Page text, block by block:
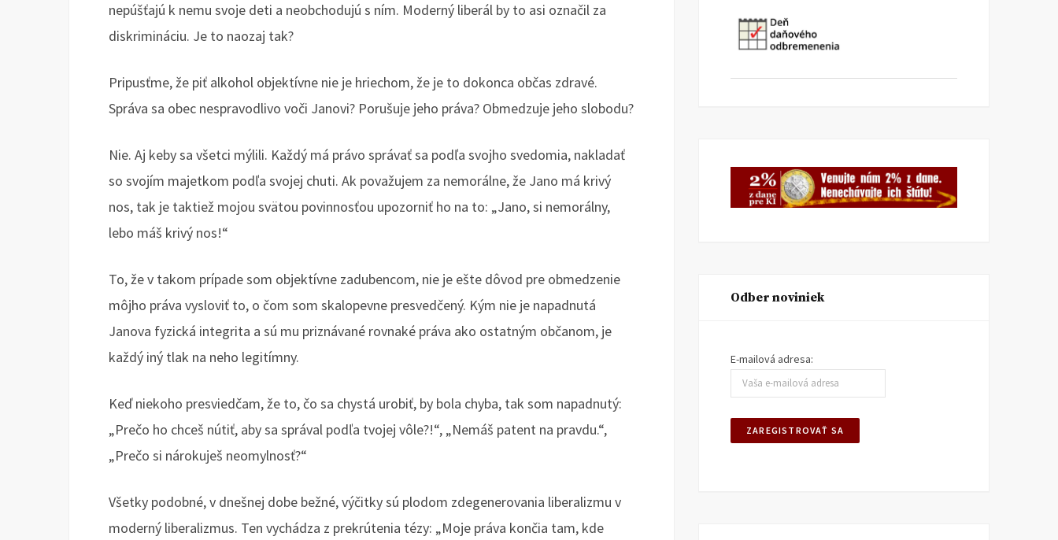
nepúšťajú k nemu svoje deti a neobchodujú s ním. Moderný liberál by to asi označil za
diskrimináciu. Je to naozaj tak?
Pripusťme, že piť alkohol objektívne nie je hriechom, že je to dokonca občas zdravé.
Správa sa obec nespravodlivo voči Janovi? Porušuje jeho práva? Obmedzuje jeho slobodu?
Nie. Aj keby sa všetci mýlili. Každý má právo správať sa podľa svojho svedomia, nakladať
so svojím majetkom podľa svojej chuti. Ak považujem za nemorálne, že Jano má krivý
nos, tak je taktiež mojou svätou povinnosťou upozorniť ho na to: „Jano, si nemorálny,
lebo máš krivý nos!“
To, že v takom prípade som objektívne zadubencom, nie je ešte dôvod pre obmedzenie
môjho práva vysloviť to, o čom som skalopevne presvedčený. Kým nie je napadnutá
Janova fyzická integrita a sú mu priznávané rovnaké práva ako ostatným občanom, je
každý iný tlak na neho legitímny.
Keď niekoho presviedčam, že to, čo sa chystá urobiť, by bola chyba, tak som napadnutý:
„Prečo ho chceš nútiť, aby sa správal podľa tvojej vôle?!“, „Nemáš patent na pravdu.“,
„Prečo si nárokuješ neomylnosť?“
Všetky podobné, v dnešnej dobe bežné, výčitky sú plodom zdegenerovania liberalizmu v
moderný liberalizmus. Ten vychádza z prekrútenia tézy: „Moje práva končia tam, kde
Odber noviniek
E-mailová adresa: